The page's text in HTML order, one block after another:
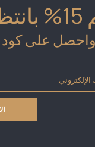
على كود